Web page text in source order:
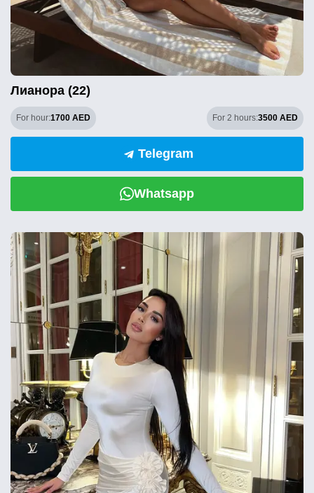
Лианора (22)
For hour:1700 AED For 2 hours:3500 AED
Telegram
Whatsapp